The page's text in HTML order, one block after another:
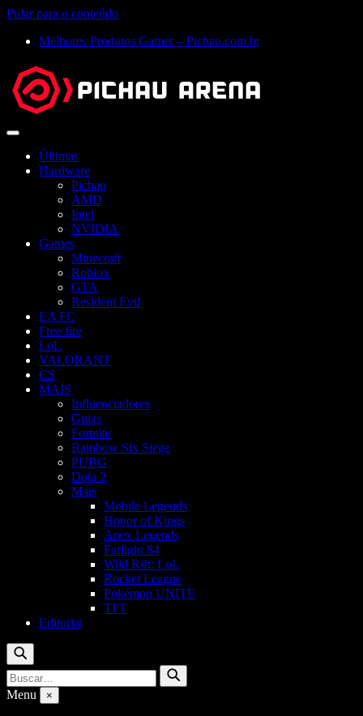
Pular para o conteúdo
Melhores Produtos Gamer – Pichau.com.br
Abrir
Últimas
Hardware
Pichau
AMD
Intel
NVIDIA
Games
Minecraft
Roblox
GTA
Resident Evil
EA FC
Free fire
LoL
VALORANT
CS
MAIS
Influenciadores
Guias
Fortnite
Rainbow Six Siege
PUBG
Dota 2
Mais
Mobile Legends
Honor of Kings
Apex Legends
Farlight 84
Wild Rift: LoL
Rocket League
Pokémon UNITE
TFT
Editorial
Buscar
Buscar
por:
Buscar
Menu ×